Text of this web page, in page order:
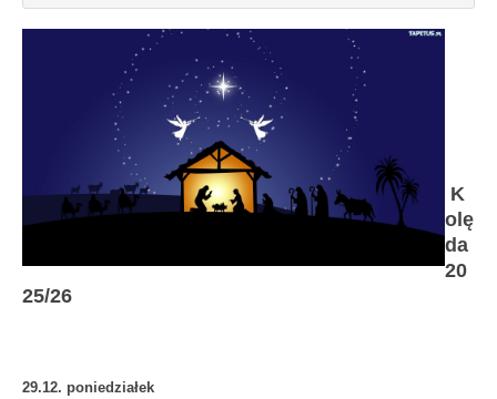
K
olę
da
20
25/26
29.12. poniedziałek